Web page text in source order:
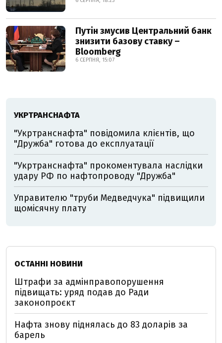
Путін змусив Центральний банк
знизити базову ставку –
Bloomberg
6 СЕРПНЯ, 15:07
УКРТРАНСНАФТА
"Укртранснафта" повідомила клієнтів, що
"Дружба" готова до експлуатації
"Укртранснафта" прокоментувала наслідки
удару РФ по нафтопроводу "Дружба"
Управителю "труби Медведчука" підвищили
щомісячну плату
ОСТАННІ НОВИНИ
Штрафи за адмінправопорушення
підвищать: уряд подав до Ради
законопроєкт
Нафта знову піднялась до 83 доларів за
барель